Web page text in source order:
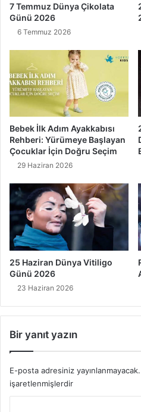
7 Temmuz Dünya Çikolata
Günü 2026
6 Temmuz 2026
Bebek İlk Adım Ayakkabısı
Rehberi: Yürümeye Başlayan
Çocuklar İçin Doğru Seçim
29 Haziran 2026
25 Haziran Dünya Vitiligo
Günü 2026
23 Haziran 2026
Bir yanıt yazın
E-posta adresiniz yayınlanmayacak.
işaretlenmişlerdir